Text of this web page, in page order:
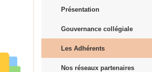
Présentation
Gouvernance collégiale
Les Adhérents
Nos réseaux partenaires